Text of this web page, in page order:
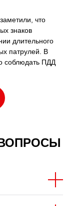
что
знаков
длительного
патрулей. В
соблюдать ПДД